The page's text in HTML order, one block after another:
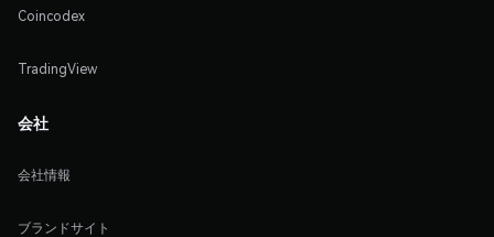
Coincodex
TradingView
会社
会社情報
ブランドサイト